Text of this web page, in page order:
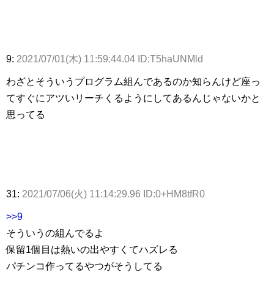
9: 2021/07/01(木) 11:59:44.04 ID:T5haUNMld
わざとそういうプログラム組んであるのか知らんけど座っ
てすぐにアツいリーチくるようにしてあるんじゃないかと
思ってる
31: 2021/07/06(火) 11:14:29.96 ID:0+HM8tfR0
>>9
そういうの組んでるよ
保留1個目は熱いの出やすくてハズレる
パチンコ作ってるやつがそうしてる